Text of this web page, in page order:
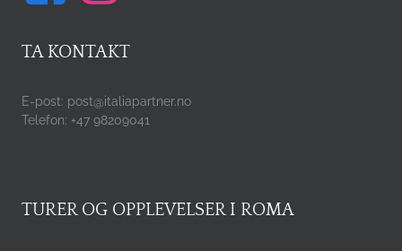
TA KONTAKT
E-post: post@italiapartner.no
Telefon: +47 98209041
TURER OG OPPLEVELSER I ROMA